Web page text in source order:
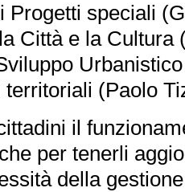
Progetti speciali
Città e la Cultura
territoriali (Paolo
il
per tenerli
della